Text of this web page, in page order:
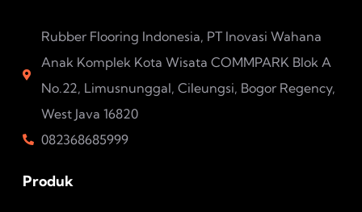
Rubber Flooring Indonesia, PT Inovasi Wahana
Anak Komplek Kota Wisata COMMPARK Blok A
No.22, Limusnunggal, Cileungsi, Bogor Regency,
West Java 16820
082368685999
Produk